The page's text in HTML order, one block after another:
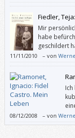
Fiedler,
Mir
habe
geschildert
11/11/2010 – von
sich gegen das
08/12/2008 – von